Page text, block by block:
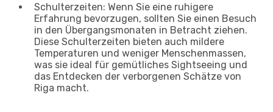
Schulterzeiten: Wenn Sie eine ruhigere
Erfahrung bevorzugen, sollten Sie einen Besuch
in den Übergangsmonaten in Betracht ziehen.
Diese Schulterzeiten bieten auch mildere
Temperaturen und weniger Menschenmassen,
was sie ideal für gemütliches Sightseeing und
das Entdecken der verborgenen Schätze von
Riga macht.